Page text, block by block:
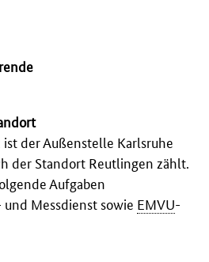
der Außenstelle Karlsruhe
der Standort Reutlingen zählt.
Aufgaben
Messdienst sowie EMVU-